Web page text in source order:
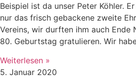
Beispiel ist da unser Peter Köhler.
nur das frisch gebackene zweite
Vereins, wir durften ihm auch Ende
80. Geburtstag gratulieren. Wir
Weiterlesen »
5. Januar 2020